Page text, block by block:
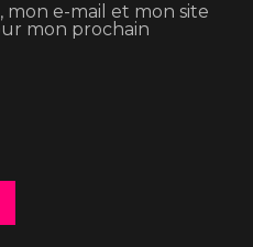
e-mail et mon site
mon prochain